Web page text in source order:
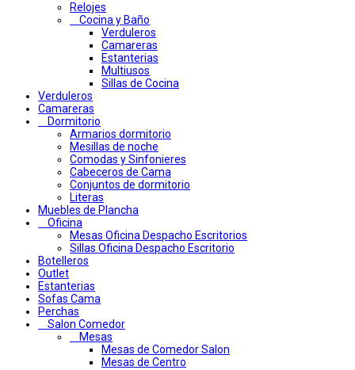
Relojes
Cocina y Baño
Verduleros
Camareras
Estanterias
Multiusos
Sillas de Cocina
Verduleros
Camareras
Dormitorio
Armarios dormitorio
Mesillas de noche
Comodas y Sinfonieres
Cabeceros de Cama
Conjuntos de dormitorio
Literas
Muebles de Plancha
Oficina
Mesas Oficina Despacho Escritorios
Sillas Oficina Despacho Escritorio
Botelleros
Outlet
Estanterias
Sofas Cama
Perchas
Salon Comedor
Mesas
Mesas de Comedor Salon
Mesas de Centro